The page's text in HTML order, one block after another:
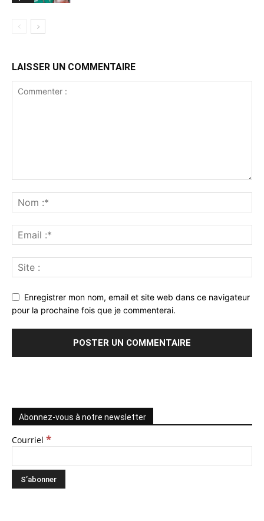
LAISSER UN COMMENTAIRE
Enregistrer mon nom, email et site web dans ce navigateur
pour la prochaine fois que je commenterai.
Abonnez-vous à notre newsletter
Courriel *